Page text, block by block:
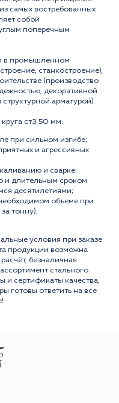
самых востребованных
собой
поперечным
в промышленном
станкостроение),
(производство
декоративной
арматурой).
ст3 50 мм:
при сильном изгибе;
и агрессивных
и сварке;
и длительным сроком
десятилетиями;
объеме при
тонну).
условия при заказе
продукции возможна
безналичная
стального
и сертификаты качества,
готовы ответить на все